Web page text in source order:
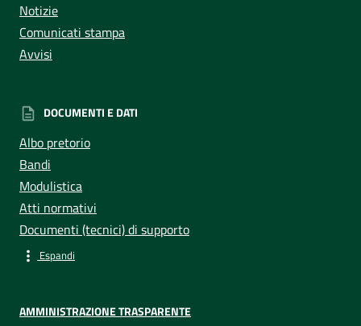
Notizie
Comunicati stampa
Avvisi
DOCUMENTI E DATI
Albo pretorio
Bandi
Modulistica
Atti normativi
Documenti (tecnici) di supporto
Espandi
AMMINISTRAZIONE TRASPARENTE